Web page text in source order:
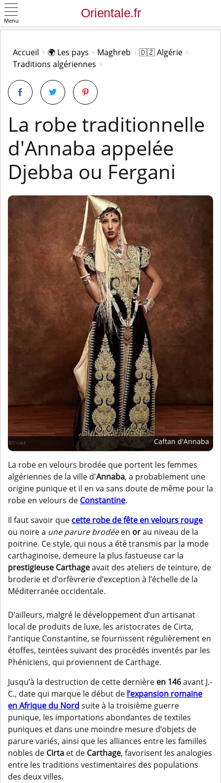
Menu
Accueil 🌍 Les pays Maghreb
🇩🇿 Algérie
Traditions algériennes
La robe traditionnelle
d'Annaba appelée
Djebba ou Fergani
Caftan d'Annaba
La robe en velours brodée que portent les femmes
algériennes de la ville d'Annaba, a probablement une
origine punique et il en va sans doute de même pour la
robe en velours de Constantine.
Il faut savoir que cette robe de fête en velours rouge
ou noire a une parure brodéeen orau niveau de la
poitrine. Ce style, qui nous a été transmis par la mode
carthaginoise, demeure la plus fastueuse car la
prestigieuse Carthageavait des ateliers de teinture, de
broderie et d’orfèvrerie d’exception à l’échelle de la
Méditerranée occidentale.
D’ailleurs, malgré le développement d’un artisanat
local de produits de luxe, les aristocrates de Cirta,
l’antique Constantine, se fournissent régulièrement en
étoffes, teintées suivant des procédés inventés par les
Phéniciens, qui proviennent de Carthage.
Jusqu’à la destruction de cette dernière en 146avant J.-
C., date qui marque le début de l’expansion romaine
en Afrique du Nord suite à la troisième guerre
punique, les importations abondantes de textiles
puniques et dans une moindre mesure d’objets de
parure variés, ainsi que les alliances entre les familles
nobles de Cirta et de Carthage, favorisent les analogies
entre les traditions vestimentaires des populations
des deux villes.